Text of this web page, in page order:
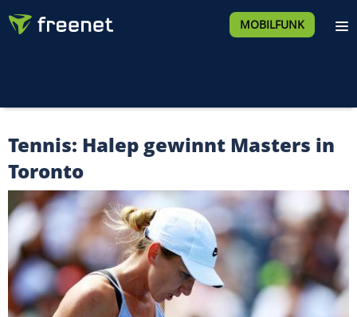
MOBILFUNK
Tennis: Halep gewinnt Masters in
Toronto